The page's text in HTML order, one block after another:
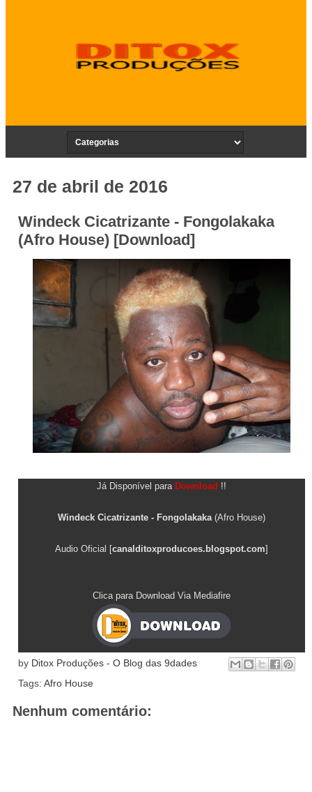
27 de abril de 2016
Windeck Cicatrizante - Fongolakaka
(Afro House) [Download]
Já Disponível para Download !!
Windeck Cicatrizante - Fongolakaka (Afro House)
Audio Oficial [canalditoxproducoes.blogspot.com]
Clica para Download Via Mediafire
by Ditox Produções - O Blog das 9dades
Tags: Afro House
Nenhum comentário: